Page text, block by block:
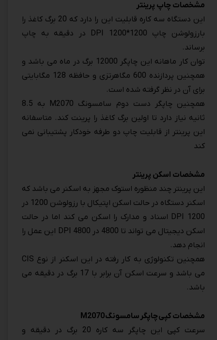
مشخصات چاپ پرینتر
این دستگاه سه کاره قابلیت این را دارد که 20 برگ کاغذ را
بارزولوشن چاپ 1200*1200 DPI در دقیقه به چاپ
برساند.
توان کار ماهانه این چاپگر 12000 برگ در ماه می باشد و
همچنین پردازنده 600 مگاهرتزی و حافظه 128 مگابایتی
برای آن در نظر گرفته شده است.
همچنین چاپگر دست دوم سامسونگ M2070 به 8.5
ثانیه نیاز دارد تا اولین برگ کاغذ را پرینت کند. متاسفانه
این پرینتر از قابلیت چاپ دو طرفه خودکار پشتیبانی نمی
کند
مشخصات اسکن پرینتر
این پرینتر چند منظوره استوک مجهز به اسکنر می باشد که
اسکنر دستگاه در حالت اسکن اپتیکال با رزولوشن 1200 در
1200 DPI اسناد و مدارک را اسکن می کند اما در حالت
اسکن دیجیتال می تواند تا 4800 در 4800 DPI این عمل را
انجام دهد.
همچنین تکنولوژی به کار رفته در این اسکنر از نوع CIS
می باشد و سرعت اسکن آن برابر با 17 برگ در دقیقه می
باشد.
مشخصات کپیچاپگر سامسونگM2070
سرعت کپی این چاپگر سه کاره 20 برگ در دقیقه و